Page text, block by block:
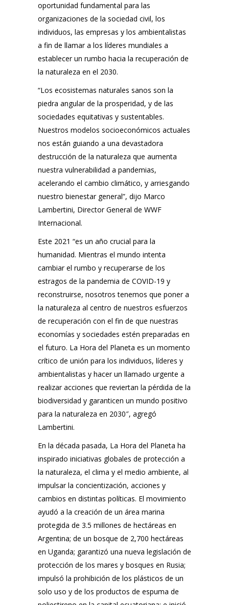
oportunidad fundamental para las
organizaciones de la sociedad civil, los
individuos, las empresas y los ambientalistas
a fin de llamar a los líderes mundiales a
establecer un rumbo hacia la recuperación de
la naturaleza en el 2030.
“Los ecosistemas naturales sanos son la
piedra angular de la prosperidad, y de las
sociedades equitativas y sustentables.
Nuestros modelos socioeconómicos actuales
nos están guiando a una devastadora
destrucción de la naturaleza que aumenta
nuestra vulnerabilidad a pandemias,
acelerando el cambio climático, y arriesgando
nuestro bienestar general”, dijo Marco
Lambertini, Director General de WWF
Internacional.
Este 2021 “es un año crucial para la
humanidad. Mientras el mundo intenta
cambiar el rumbo y recuperarse de los
estragos de la pandemia de COVID-19 y
reconstruirse, nosotros tenemos que poner a
la naturaleza al centro de nuestros esfuerzos
de recuperación con el fin de que nuestras
economías y sociedades estén preparadas en
el futuro. La Hora del Planeta es un momento
crítico de unión para los individuos, líderes y
ambientalistas y hacer un llamado urgente a
realizar acciones que reviertan la pérdida de la
biodiversidad y garanticen un mundo positivo
para la naturaleza en 2030″, agregó
Lambertini.
En la década pasada, La Hora del Planeta ha
inspirado iniciativas globales de protección a
la naturaleza, el clima y el medio ambiente, al
impulsar la concientización, acciones y
cambios en distintas políticas. El movimiento
ayudó a la creación de un área marina
protegida de 3.5 millones de hectáreas en
Argentina; de un bosque de 2,700 hectáreas
en Uganda; garantizó una nueva legislación de
protección de los mares y bosques en Rusia;
impulsó la prohibición de los plásticos de un
solo uso y de los productos de espuma de